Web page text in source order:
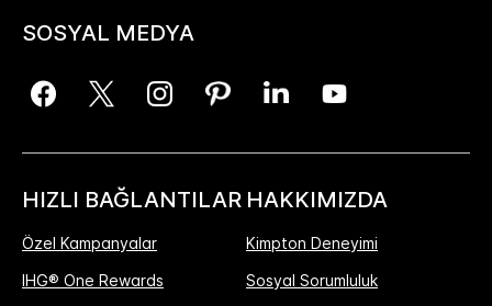
SOSYAL MEDYA
HIZLI BAĞLANTILAR
Özel Kampanyalar
IHG® One Rewards
HAKKIMIZDA
Kimpton Deneyimi
Sosyal Sorumluluk